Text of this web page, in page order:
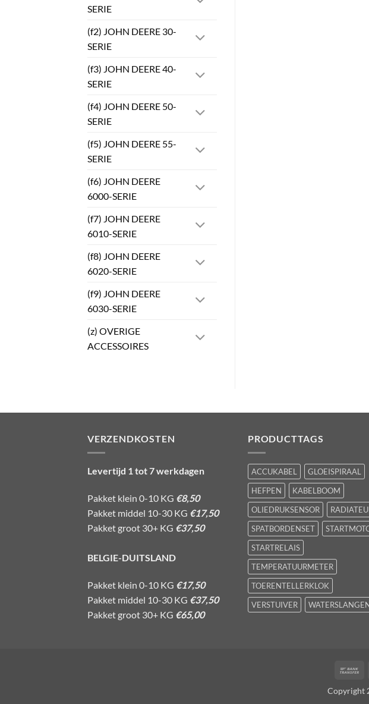
SERIE
(f2) JOHN DEERE 30-
SERIE
(f3) JOHN DEERE 40-
SERIE
(f4) JOHN DEERE 50-
SERIE
(f5) JOHN DEERE 55-
SERIE
(f6) JOHN DEERE
6000-SERIE
(f7) JOHN DEERE
6010-SERIE
(f8) JOHN DEERE
6020-SERIE
(f9) JOHN DEERE
6030-SERIE
(z) OVERIGE
ACCESSOIRES
VERZENDKOSTEN
Levertijd 1 tot 7 werkdagen
Pakket klein 0-10 KG €8,50
Pakket middel 10-30 KG €17,50
Pakket groot 30+ KG €37,50
BELGIE-DUITSLAND
Pakket klein 0-10 KG €17,50
Pakket middel 10-30 KG €37,50
Pakket groot 30+ KG €65,00
PRODUCTTAGS
ACCUKABEL
GLOEISPIRAAL
HEFPEN
KABELBOOM
OLIEDRUKSENSOR
SPATBORDENSET
STARTRELAIS
TEMPERATUURMETER
TOERENTELLERKLOK
VERSTUIVER
Copyright